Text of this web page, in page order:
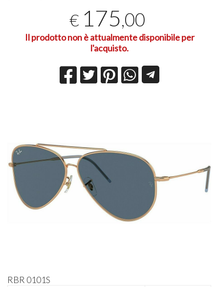
€ 175,00
Il prodotto non è attualmente disponibile per
l'acquisto.
RBR 0101S